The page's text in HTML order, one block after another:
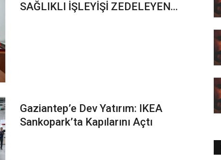
SAĞLIKLI İŞLEYİŞİ ZEDELEYEN...
Gaziantep’e Dev Yatırım: IKEA
Sankopark’ta Kapılarını Açtı